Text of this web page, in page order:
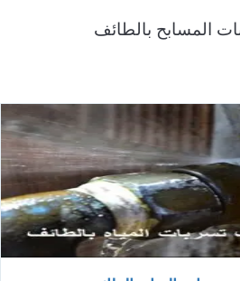
المسابح بالطائف